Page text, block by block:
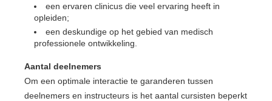
een ervaren clinicus die veel ervaring heeft in
opleiden;
een deskundige op het gebied van medisch
professionele ontwikkeling.
Aantal deelnemers
Om een optimale interactie te garanderen tussen
deelnemers en instructeurs is het aantal cursisten beperkt